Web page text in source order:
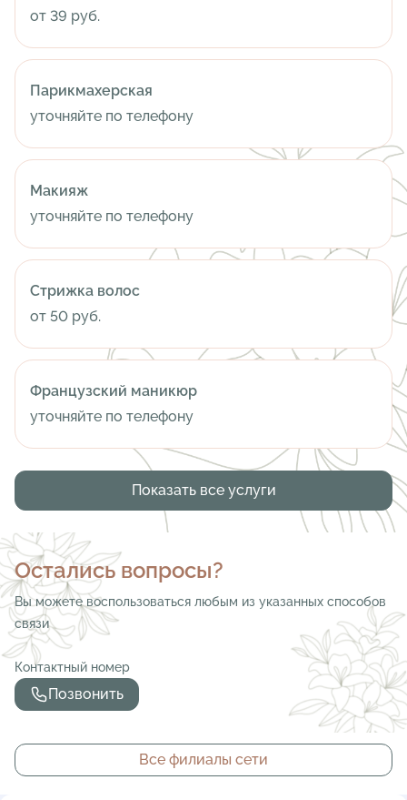
от 39 руб.
Парикмахерская
уточняйте по телефону
Макияж
уточняйте по телефону
Стрижка волос
от 50 руб.
Французский маникюр
уточняйте по телефону
Показать все услуги
Остались вопросы?
Вы можете воспользоваться любым из указанных способов
связи
Контактный номер
Позвонить
Все филиалы сети